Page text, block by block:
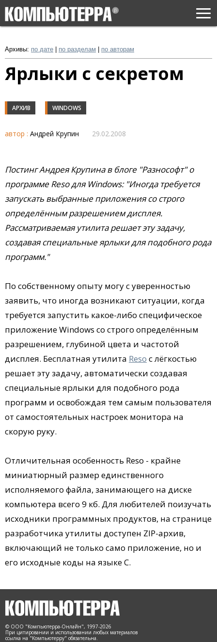
Архивы: по дате по разделам по авторам
Ярлыки с секретом
АРХИВ WINDOWS
автор : Андрей Крупин 29.02.2008
Постинг Андрея Крупина в блоге "Разнософт" о
программе Reso для Windows: "Иногда требуется
запускать выбранные приложения со строго
определённым разрешением дисплея.
Рассматриваемая утилита решает эту задачу,
создавая специальные ярлыки для подобного рода
программ."
По собственному опыту могу с уверенностью
заявить, что иногда возникают ситуации, когда
требуется запустить какое-либо специфическое
приложение Windows со строго определённым
разрешением, глубиной цвета и частотой
дисплея. Бесплатная утилита Reso с лёгкостью
решает эту задачу, автоматически создавая
специальные ярлыки для подобного рода
программ и освобождая тем самым пользователя
от самостоятельных настроек монитора на
скорую руку.
Отличительная особенность Reso - крайне
миниатюрный размер единственного
исполняемого файла, занимающего на диске
компьютера всего 9 кб. Для любителей поизучать
исходники программных продуктов, на странице
разработчика утилиты доступен ZIP-архив,
включающий не только само приложение, но и
его исходные коды на языке C.
© ООО "Компьютерра-Онлайн", 1997-2026
При цитировании и использовании любых материалов
ссылка на "Компьютерру" обязательна.